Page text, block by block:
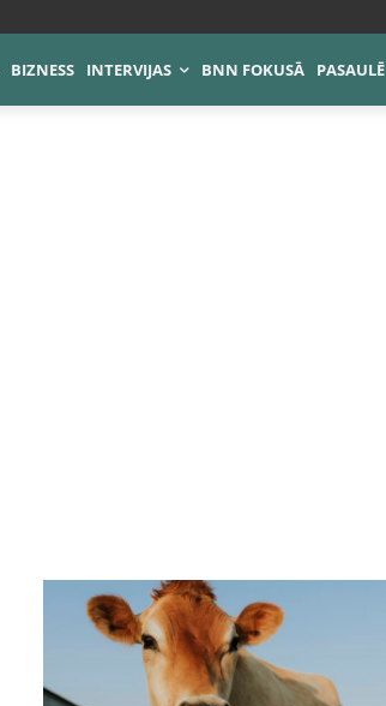
BIZNESS INTERVIJAS BNN FOKUSĀ PASAULĒ